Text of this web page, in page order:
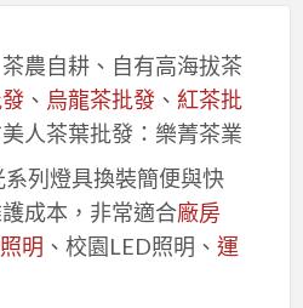
農自耕、自有高海拔茶
、 烏龍茶批發、 紅茶批
人茶葉批發：樂菁茶業
列燈具換裝簡便與快
成本，非常適合廠房
明 、校園LED照明、 運